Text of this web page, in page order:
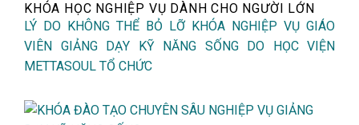
KHÓA HỌC NGHIỆP VỤ DÀNH CHO NGƯỜI LỚN
LÝ DO KHÔNG THỂ BỎ LỠ KHÓA NGHIỆP VỤ GIÁO
VIÊN GIẢNG DẠY KỸ NĂNG SỐNG DO HỌC VIỆN
METTASOUL TỔ CHỨC